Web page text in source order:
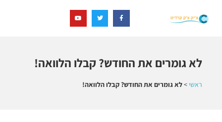
לא גומרים את החודש? קבלו הלוואה!
ראשי >לא גומרים את החודש? קבלו הלוואה!